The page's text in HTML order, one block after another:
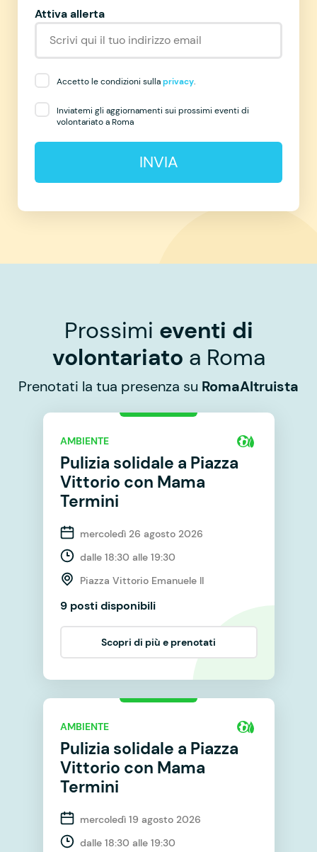
Attiva allerta
Accetto le condizioni sullaprivacy.
Inviatemi gli aggiornamenti sui prossimi eventi di
volontariato a Roma
INVIA
Prossimi eventi di
volontariato a Roma
Prenotati la tua presenza su RomaAltruista
AMBIENTE
Pulizia solidale a Piazza
Vittorio con Mama
Termini
mercoledì 26 agosto 2026
dalle 18:30 alle 19:30
Piazza Vittorio Emanuele II
9 posti disponibili
Scopri di più e prenotati
AMBIENTE
Pulizia solidale a Piazza
Vittorio con Mama
Termini
mercoledì 19 agosto 2026
dalle 18:30 alle 19:30